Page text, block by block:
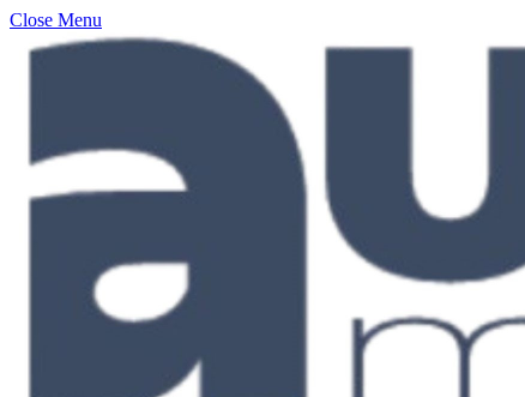
Close Menu